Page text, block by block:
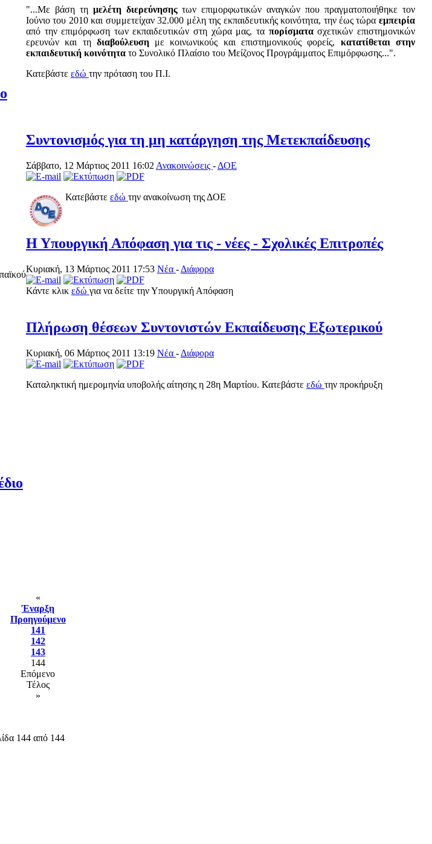
"...Με βάση τη μελέτη διερεύνησηςτων επιμορφωτικών αναγκών που πραγματοποιήθηκε τον
Ιούνιο του 2010 και συμμετείχαν 32.000 μέλη της εκπαιδευτικής κοινότητα, την έως τώρα εμπειρία
από την επιμόρφωση των εκπαιδευτικών στη χώρα μας, τα πορίσματασχετικών επιστημονικών
ερευνών και τη διαβούλευσημε κοινωνικούς και επιστημονικούς φορείς, κατατίθεται στην
εκπαιδευτική κοινότητα το Συνολικό Πλαίσιο του Μείζονος Προγράμματος Επιμόρφωσης...".
Κατεβάστε εδώ την πρόταση του Π.Ι.
Συντονισμός για τη μη κατάργηση της Μετεκπαίδευσης
Σάββατο, 12 Μάρτιος 2011 16:02 Ανακοινώσεις - ΔΟΕ
Κατεβάστε εδώ την ανακοίνωση της ΔΟΕ
Η Υπουργική Απόφαση για τις - νέες - Σχολικές Επιτροπές
Κυριακή, 13 Μάρτιος 2011 17:53 Νέα - Διάφορα
Κάντε κλικ εδώ για να δείτε την Υπουργική Απόφαση
Πλήρωση θέσεων Συντονιστών Εκπαίδευσης Εξωτερικού
Κυριακή, 06 Μάρτιος 2011 13:19 Νέα - Διάφορα
Καταληκτική ημερομηνία υποβολής αίτησης η 28η Μαρτίου. Κατεβάστε εδώ την προκήρυξη
«
Έναρξη
Προηγούμενο
141
142
143
144
Επόμενο
Τέλος
»
144 από 144